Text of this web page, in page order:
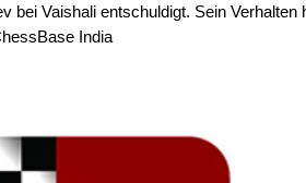
bei Vaishali entschuldigt. Sein Verhalten
India